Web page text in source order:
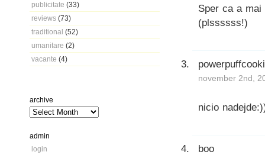
publicitate (33)
reviews (73)
traditional (52)
umanitare (2)
vacante (4)
archive
admin
login
Sper ca a
(plssssss!)
november 2nd,
nicio
boo